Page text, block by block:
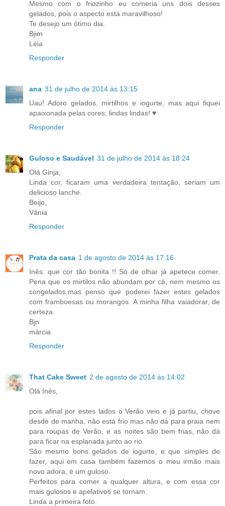
Mesmo com o friozinho eu comeria uns dois desses
gelados, pois o aspecto está maravilhoso!
Te desejo um ótimo dia.
Bjim
Léia
Responder
ana 31 de julho de 2014 às 13:15
Uau! Adoro gelados, mirtilhos e iogurte, mas aqui fiquei
apaixonada pelas cores; lindas lindas! ♥
Responder
Guloso e Saudável 31 de julho de 2014 às 18:24
Olá Ginja,
Linda cor, ficaram uma verdadeira tentação, seriam um
delicioso lanche.
Beijo,
Vânia
Responder
Prata da casa 1 de agosto de 2014 às 17:16
Inês: que cor tão bonita !! Só de olhar já apetece comer.
Pena que os mirtilos não abundam por cá, nem mesmo os
congelados,mas penso que poderei fazer estes gelados
com framboesas ou morangos. A minha filha vaiadorar, de
certeza.
Bjn
márcia
Responder
That Cake Sweet 2 de agosto de 2014 às 14:02
Olá Inês,
pois afinal por estes lados o Verão veio e já partiu, chove
desde de manha, não está frio mas não dá para praia nem
para roupas de Verão, e as noites são bem frias, não dá
para ficar na esplanada junto ao rio.
São mesmo bons gelados de iogurte, e que simples de
fazer, aqui em casa também fazemos o meu irmão mais
novo adora, é um guloso.
Perfeitos para comer a qualquer altura, e com essa cor
mais gulosos e apelativos se tornam.
Linda a primeira foto.